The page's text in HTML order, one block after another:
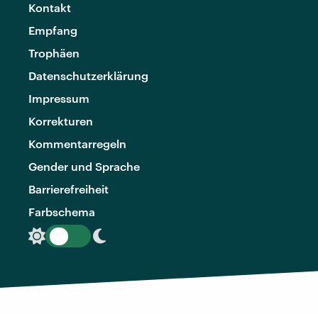
Kontakt
Empfang
Trophäen
Datenschutzerklärung
Impressum
Korrekturen
Kommentarregeln
Gender und Sprache
Barrierefreiheit
Farbschema